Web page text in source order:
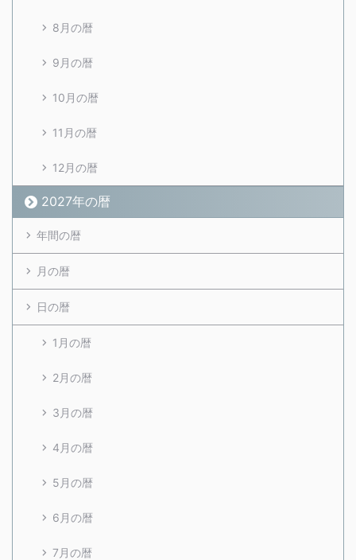
8月の暦
9月の暦
10月の暦
11月の暦
12月の暦
2027年の暦
年間の暦
月の暦
日の暦
1月の暦
2月の暦
3月の暦
4月の暦
5月の暦
6月の暦
7月の暦